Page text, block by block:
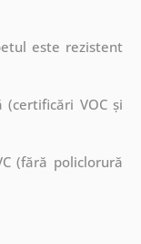
este rezistent
VOC și
(fără policlorură